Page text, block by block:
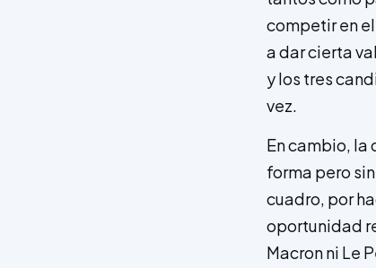
competir en
a dar cierta
y los tres
vez.
En cambio,
forma pero
cuadro, por
oportunidad
Macron ni Le